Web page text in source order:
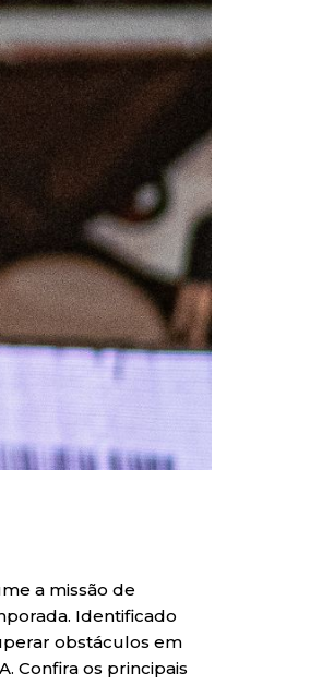
a missão de
Identificado
obstáculos em
Confira os principais